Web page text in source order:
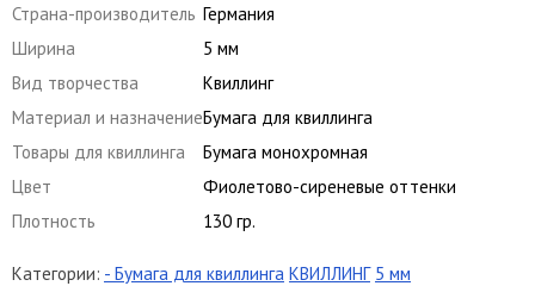
Страна-производитель Германия
Ширина
5 мм
Вид творчества
Квиллинг
Материал и назначениеБумага для квиллинга
Товары для квиллинга
Бумага монохромная
Цвет
Фиолетово-сиреневые оттенки
Плотность
130 гр.
Категории: - Бумага для квиллинга КВИЛЛИНГ 5 мм